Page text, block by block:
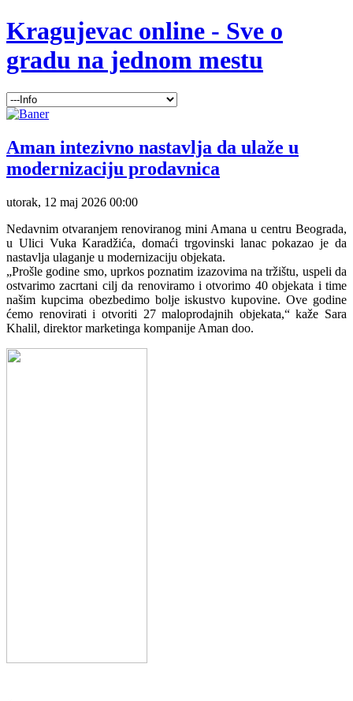
Kragujevac online - Sve o
gradu na jednom mestu
Aman intezivno nastavlja da ulaže u
modernizaciju prodavnica
utorak, 12 maj 2026 00:00
Nedavnim otvaranjem renoviranog mini Amana u centru Beograda,
u Ulici Vuka Karadžića, domaći trgovinski lanac pokazao je da
nastavlja ulaganje u modernizaciju objekata.
„Prošle godine smo, uprkos poznatim izazovima na tržištu, uspeli da
ostvarimo zacrtani cilj da renoviramo i otvorimo 40 objekata i time
našim kupcima obezbedimo bolje iskustvo kupovine. Ove godine
ćemo renovirati i otvoriti 27 maloprodajnih objekata,“ kaže Sara
Khalil, direktor marketinga kompanije Aman doo.